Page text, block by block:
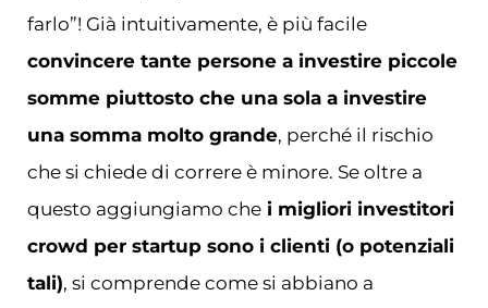
farlo”! Già intuitivamente, è più facile
convincere tante persone a investire piccole
somme piuttosto che una sola a investire
una somma molto grande, perché il rischio
che si chiede di correre è minore. Se oltre a
questo aggiungiamo che i migliori investitori
crowd per startup sono i clienti (o potenziali
tali), si comprende come si abbiano a